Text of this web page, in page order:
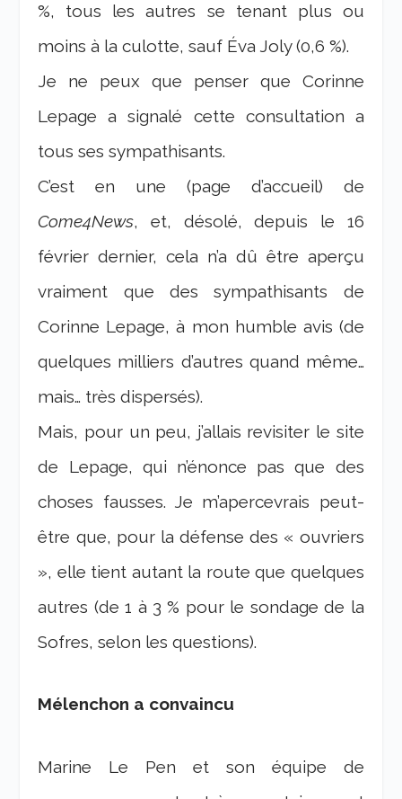
%, tous les autres se tenant plus ou
moins à la culotte, sauf Éva Joly (0,6 %).
Je ne peux que penser que Corinne
Lepage a signalé cette consultation a
tous ses sympathisants.
C’est en une (page d’accueil) de
Come4News, et, désolé, depuis le 16
février dernier, cela n’a dû être aperçu
vraiment que des sympathisants de
Corinne Lepage, à mon humble avis (de
quelques milliers d’autres quand même…
mais… très dispersés).
Mais, pour un peu, j’allais revisiter le site
de Lepage, qui n’énonce pas que des
choses fausses. Je m’apercevrais peut-
être que, pour la défense des « ouvriers
», elle tient autant la route que quelques
autres (de 1 à 3 % pour le sondage de la
Sofres, selon les questions).
Mélenchon a convaincu
Marine Le Pen et son équipe de